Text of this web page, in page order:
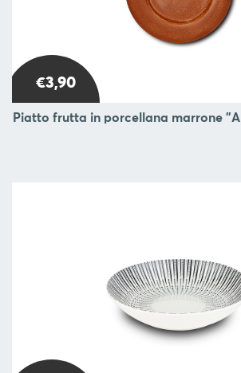
€3,90
Piatto frutta in porcellana marrone